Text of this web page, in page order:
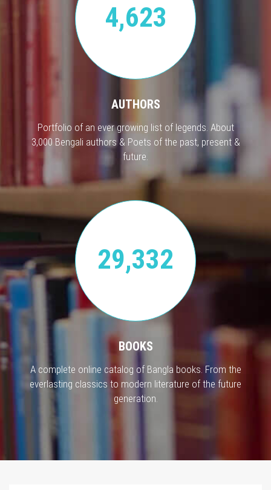
4,623
AUTHORS
Portfolio of an ever growing list of legends. About
3,000 Bengali authors & Poets of the past, present &
future.
29,332
BOOKS
A complete online catalog of Bangla books. From the
everlasting classics to modern literature of the future
generation.